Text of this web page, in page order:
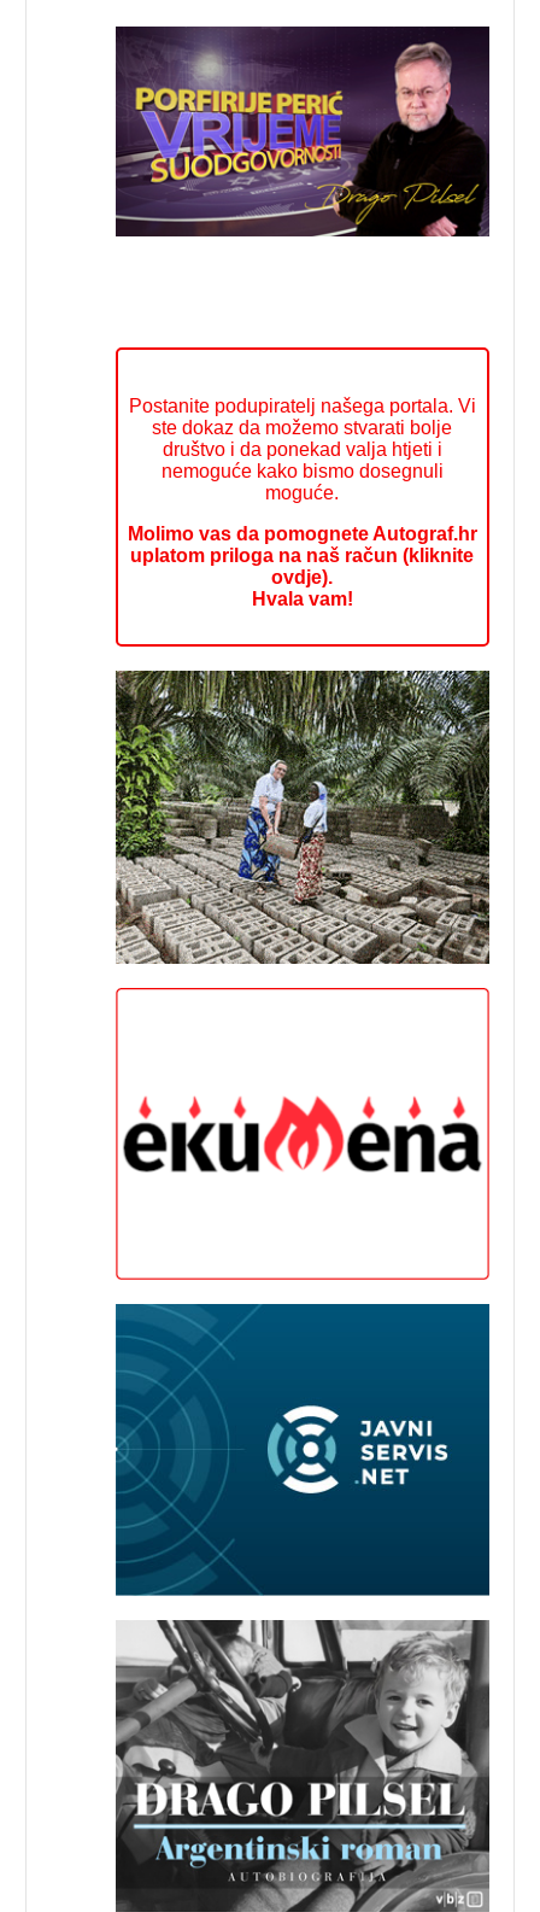
Postanite podupiratelj našega portala. Vi
ste dokaz da možemo stvarati bolje
društvo i da ponekad valja htjeti i
nemoguće kako bismo dosegnuli
moguće.
Molimo vas da pomognete Autograf.hr
uplatom priloga na naš račun (kliknite
ovdje).
Hvala vam!